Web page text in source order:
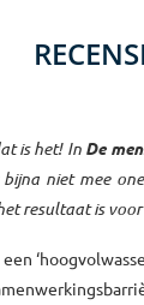
is het! In De
niet mee
resultaat is